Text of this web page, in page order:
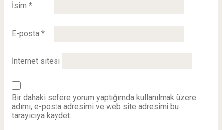
İsim *
E-posta *
İnternet sitesi
Bir dahaki sefere yorum yaptığımda kullanılmak üzere
adımı, e-posta adresimi ve web site adresimi bu
tarayıcıya kaydet.